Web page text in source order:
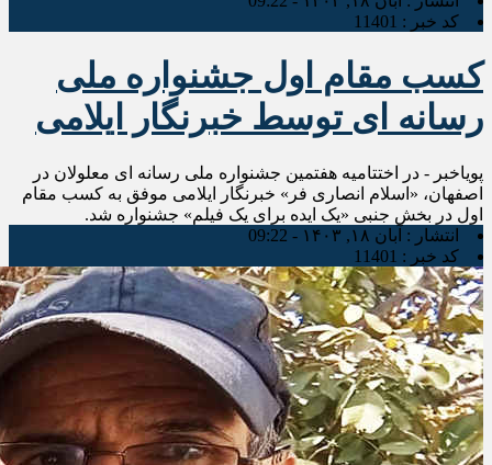
کد خبر : 11401
کسب مقام اول جشنواره ملی
رسانه ای توسط خبرنگار ایلامی
پویاخبر - در اختتامیه هفتمین جشنواره ملی رسانه ای معلولان در
اصفهان، «اسلام انصاری فر» خبرنگار ایلامی موفق به کسب مقام
اول در بخش جنبی «یک ایده برای یک فیلم» جشنواره شد.
انتشار : آبان ۱۸, ۱۴۰۳ - 09:22
کد خبر : 11401